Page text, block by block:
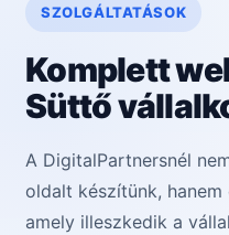
SZOLGÁLTATÁSOK
Komplett
Süttő
A DigitalPartnersnél
oldalt készítünk,
amely illeszkedik a